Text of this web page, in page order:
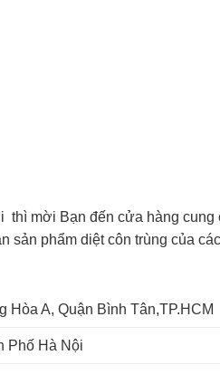
mời Bạn đến cửa hàng cung
sản phẩm diệt côn trùng của
A, Quận Bình Tân,TP.HCM
Phố Hà Nội